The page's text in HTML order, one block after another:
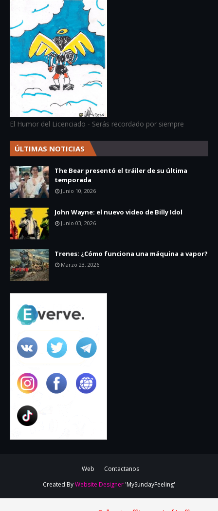
El Humor del Licenciado - Serás recordado por siempre
ÚLTIMAS NOTICIAS
The Bear presentó el tráiler de su última
temporada
Junio 10, 2026
John Wayne: el nuevo video de Billy Idol
Junio 03, 2026
Trenes: ¿Cómo funciona una máquina a vapor?
Marzo 23, 2026
Web
Contactanos
Created ByWebsite Designer 'MySundayFeeling'